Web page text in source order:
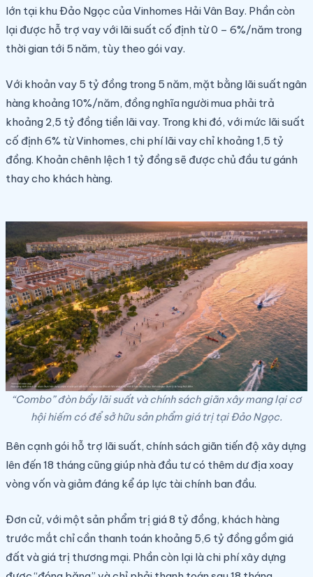
lớn tại khu Đảo Ngọc của Vinhomes Hải Vân Bay. Phần còn
lại được hỗ trợ vay với lãi suất cố định từ 0 – 6%/năm trong
thời gian tới 5 năm, tùy theo gói vay.
Với khoản vay 5 tỷ đồng trong 5 năm, mặt bằng lãi suất ngân
hàng khoảng 10%/năm, đồng nghĩa người mua phải trả
khoảng 2,5 tỷ đồng tiền lãi vay. Trong khi đó, với mức lãi suất
cố định 6% từ Vinhomes, chi phí lãi vay chỉ khoảng 1,5 tỷ
đồng. Khoản chênh lệch 1 tỷ đồng sẽ được chủ đầu tư gánh
thay cho khách hàng.
“Combo” đòn bẩy lãi suất và chính sách giãn xây mang lại cơ
hội hiếm có để sở hữu sản phẩm giá trị tại Đảo Ngọc.
Bên cạnh gói hỗ trợ lãi suất, chính sách giãn tiến độ xây dựng
lên đến 18 tháng cũng giúp nhà đầu tư có thêm dư địa xoay
vòng vốn và giảm đáng kể áp lực tài chính ban đầu.
Đơn cử, với một sản phẩm trị giá 8 tỷ đồng, khách hàng
trước mắt chỉ cần thanh toán khoảng 5,6 tỷ đồng gồm giá
đất và giá trị thương mại. Phần còn lại là chi phí xây dựng